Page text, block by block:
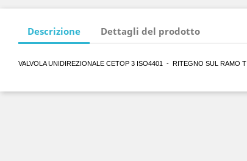
Descrizione Dettagli del prodotto
VALVOLA UNIDIREZIONALE CETOP 3 ISO4401 - RITEGNO SUL RAMO T